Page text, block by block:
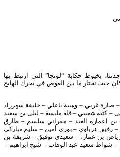
بخيوط حكاية “لونجا” التي ارتبط بها
جيت نختار ما بين الغوص في بحرك الهايج
صارة غربي – وهيبة باعلي – خليفة شهرزاد
– كتية شعيبي – فلة مليسة – ليلى بن سعيد
اعمارة العيد – مقراني سلسم – طارق
رفيق عرباوي – بوري أمين – سليم مباركي
رياض بن عمار، – سعيدي توفيق – شريفة بن
شواط سعيد عبد الوهاب – شيخ ابراهيم –